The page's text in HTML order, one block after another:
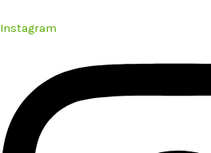
Instagram